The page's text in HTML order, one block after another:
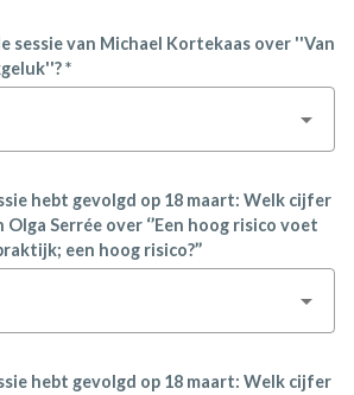
sessie van Michael Kortekaas over ''Van
*
hebt gevolgd op 18 maart: Welk cijfer
Olga Serrée over ‘’Een hoog risico voet
een hoog risico?’’
hebt gevolgd op 18 maart: Welk cijfer